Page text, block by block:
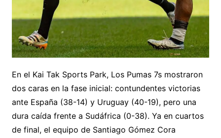
En el Kai Tak Sports Park, Los Pumas 7s mostraron
dos caras en la fase inicial: contundentes victorias
ante España (38-14) y Uruguay (40-19), pero una
dura caída frente a Sudáfrica (0-38). Ya en cuartos
de final, el equipo de Santiago Gómez Cora